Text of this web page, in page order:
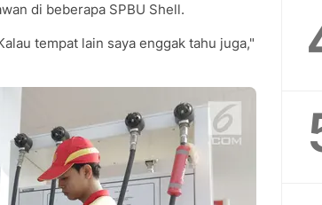
di beberapa SPBU Shell.
tempat lain saya enggak tahu juga,"